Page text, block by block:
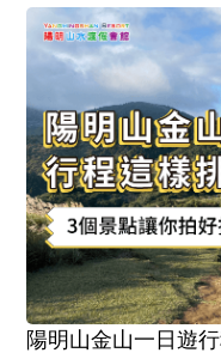
陽明山金山一日遊